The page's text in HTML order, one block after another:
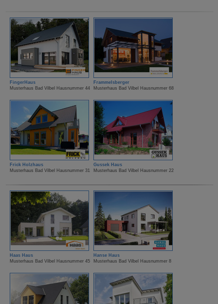
FingerHaus
Musterhaus Bad Vilbel Hausnummer 44
Frammelsberger
Musterhaus Bad Vilbel Hausnummer 68
Frick Holzhaus
Musterhaus Bad Vilbel Hausnummer 31
Gussek Haus
Musterhaus Bad Vilbel Hausnummer 22
Haas Haus
Musterhaus Bad Vilbel Hausnummer 45
Hanse Haus
Musterhaus Bad Vilbel Hausnummer 8